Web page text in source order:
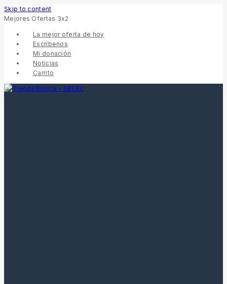
Skip to content
Mejores Ofertas 3x2
La mejor oferta de hoy
Escríbenos
Mi donación
Noticias
Carrito